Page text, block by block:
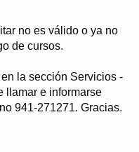
no es válido o ya no
de cursos.
la sección Servicios -
llamar e informarse
941-271271. Gracias.